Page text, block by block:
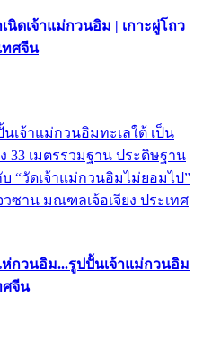
ดเจ้าแม่กวนอิม | เกาะผู่โถว
ทศจีน
เจ้าแม่กวนอิมทะเลใต้ เป็น
33 เมตรรวมฐาน ประดิษฐาน
“วัดเจ้าแม่กวนอิมไม่ยอมไป”
ซาน มณฑลเจ้อเจียง ประเทศ
ห่กวนอิม...รูปปั้นเจ้าแม่กวนอิม
ศจีน